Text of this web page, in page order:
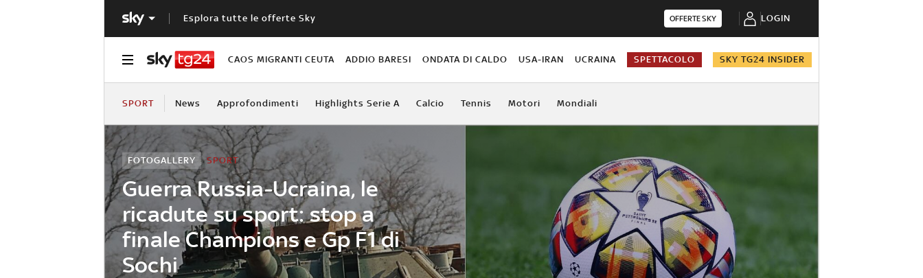
Esplora tutte le offerte Sky OFFERTE SKY LOGIN
CAOS MIGRANTI CEUTA ADDIO BARESI ONDATA DI CALDO USA-IRAN UCRAINA SPETTACOLO SKY TG24 INSIDER
SPORT News Approfondimenti Highlights Serie A Calcio Tennis Motori Mondiali
Guerra Russia-Ucraina, le
ricadute su sport: stop a
finale Champions e Gp F1 di
Sochi
SPORT
FOTOGALLERY